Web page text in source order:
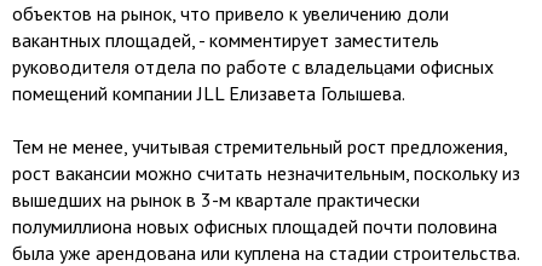
объектов на рынок, что привело к увеличению доли
вакантных площадей, - комментирует заместитель
руководителя отдела по работе с владельцами офисных
помещений компании JLL Елизавета Голышева.
Тем не менее, учитывая стремительный рост предложения,
рост вакансии можно считать незначительным, поскольку из
вышедших на рынок в 3-м квартале практически
полумиллиона новых офисных площадей почти половина
была уже арендована или куплена на стадии строительства.